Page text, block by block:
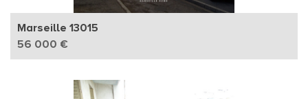
Marseille 13015
56 000 €